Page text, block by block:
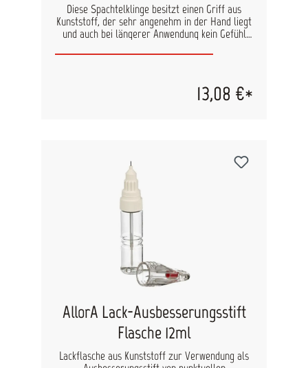
Diese Spachtelklinge besitzt einen Griff aus
Kunststoff, der sehr angenehm in der Hand liegt
und auch bei längerer Anwendung kein Gefühl
13,08 €*
AllorA Lack-Ausbesserungsstift
Flasche 12ml
Lackflasche aus Kunststoff zur Verwendung als